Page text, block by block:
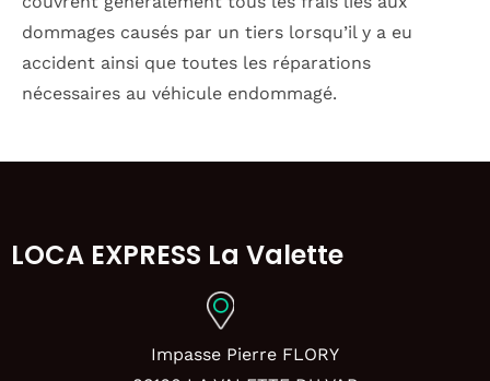
dommages causés par un tiers lorsqu’il y a eu
accident ainsi que toutes les réparations
nécessaires au véhicule endommagé.
LOCA EXPRESS La Valette
Impasse Pierre FLORY